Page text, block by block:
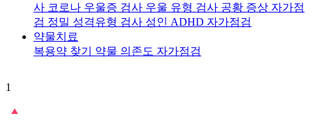
사 코로나 우울증 검사 우울 유형 검사 공황 증상 자가점
검 정밀 성격유형 검사 성인 ADHD 자가점검
약물치료
복용약 찾기 약물 의존도 자가점검
1